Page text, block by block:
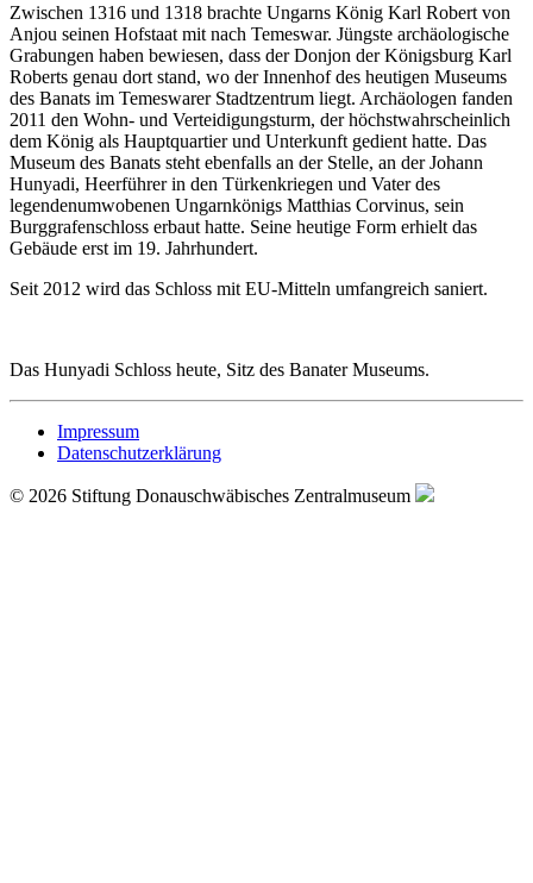
Zwischen 1316 und 1318 brachte Ungarns König Karl Robert von
Anjou seinen Hofstaat mit nach Temeswar. Jüngste archäologische
Grabungen haben bewiesen, dass der Donjon der Königsburg Karl
Roberts genau dort stand, wo der Innenhof des heutigen Museums
des Banats im Temeswarer Stadtzentrum liegt. Archäologen fanden
2011 den Wohn- und Verteidigungsturm, der höchstwahrscheinlich
dem König als Hauptquartier und Unterkunft gedient hatte. Das
Museum des Banats steht ebenfalls an der Stelle, an der Johann
Hunyadi, Heerführer in den Türkenkriegen und Vater des
legendenumwobenen Ungarnkönigs Matthias Corvinus, sein
Burggrafenschloss erbaut hatte. Seine heutige Form erhielt das
Gebäude erst im 19. Jahrhundert.
Seit 2012 wird das Schloss mit EU-Mitteln umfangreich saniert.
Das Hunyadi Schloss heute, Sitz des Banater Museums.
Impressum
Datenschutzerklärung
© 2026 Stiftung Donauschwäbisches Zentralmuseum